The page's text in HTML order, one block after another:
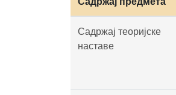
Садржај теоријске
наставе